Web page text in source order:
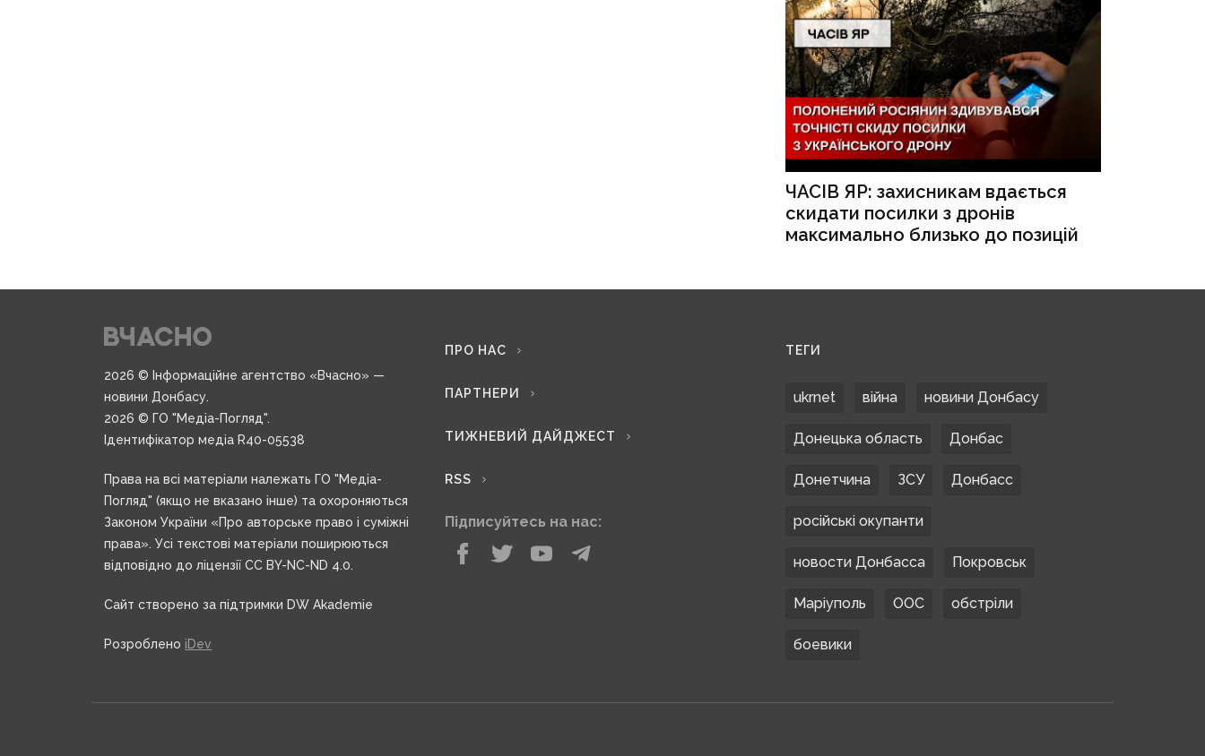
ЧАСІВ ЯР: захисникам вдається
скидати посилки з дронів
максимально близько до позицій
2026 © Інформаційне агентство «Вчасно» —
новини Донбасу.
2026 © ГО "Медіа-Погляд".
Ідентифікатор медіа R40-05538
Права на всі матеріали належать ГО "Медіа-
Погляд" (якщо не вказано інше) та охороняються
Законом України «Про авторське право і суміжні
права». Усі текстові матеріали поширюються
відповідно до ліцензії CC BY-NC-ND 4.0.
Сайт створено за підтримки DW Akademie
Розроблено iDev
ПРО НАС
ПАРТНЕРИ
ТИЖНЕВИЙ ДАЙДЖЕСТ
RSS
Підписуйтесь на нас:
ТЕГИ
ukrnet війна новини Донбасу
Донецька область Донбас
Донетчина ЗСУ Донбасс
російські окупанти
новости Донбасса Покровськ
Маріуполь ООС обстріли
боевики